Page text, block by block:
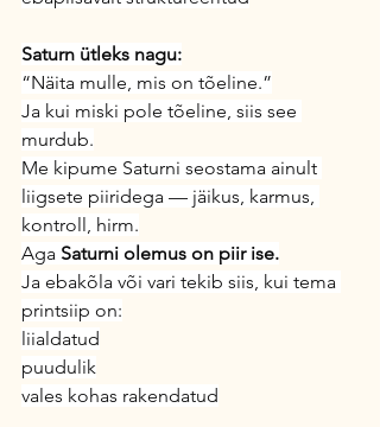
Saturn ütleks nagu:
“Näita mulle, mis on tõeline.”
Ja kui miski pole tõeline, siis see
murdub.
Me kipume Saturni seostama ainult
liigsete piiridega — jäikus, karmus,
kontroll, hirm.
Aga Saturni olemus on piir ise.
Ja ebakõla või vari tekib siis, kui tema
printsiip on:
liialdatud
puudulik
vales kohas rakendatud